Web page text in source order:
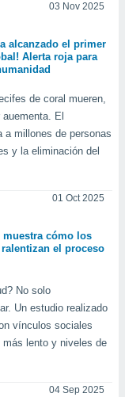
03 Nov 2025
alcanzado el primer
Alerta roja para
de coral mueren,
El
a millones de personas
y la eliminación del
01 Oct 2025
cómo los
el proceso
No solo
Un estudio realizado
vínculos sociales
lento y niveles de
04 Sep 2025